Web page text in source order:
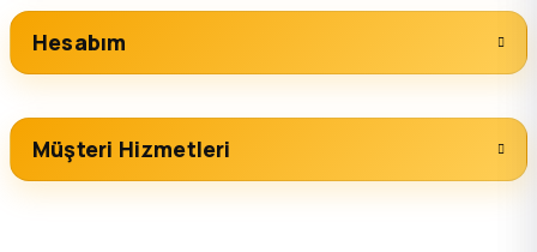
Hesabım
Müşteri Hizmetleri